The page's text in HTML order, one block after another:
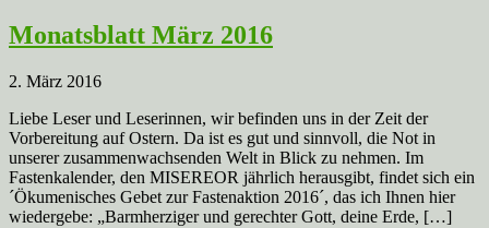
Monatsblatt März 2016
2. März 2016
Liebe Leser und Leserinnen, wir befinden uns in der Zeit der
Vorbereitung auf Ostern. Da ist es gut und sinnvoll, die Not in
unserer zusammenwachsenden Welt in Blick zu nehmen. Im
Fastenkalender, den MISEREOR jährlich herausgibt, findet sich ein
´Ökumenisches Gebet zur Fastenaktion 2016´, das ich Ihnen hier
wiedergebe: „Barmherziger und gerechter Gott, deine Erde, […]